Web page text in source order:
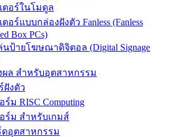
ตอร์ในโมดูล
อร์แบบกล่องฝังตัว Fanless (Fanless
Box PCs)
นป้ายโฆษณาดิจิตอล (Digital Signage
ผล สำหรับอุตสาหกรรม
ฝังตัว
ม RISC Computing
ร์ม สำหรับเกมส์
ดอุตสาหกรรม